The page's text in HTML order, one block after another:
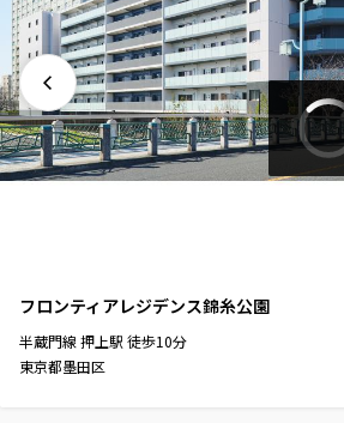
フロンティアレジデンス錦糸公園
半蔵門線 押上駅 徒歩10分
東京都墨田区